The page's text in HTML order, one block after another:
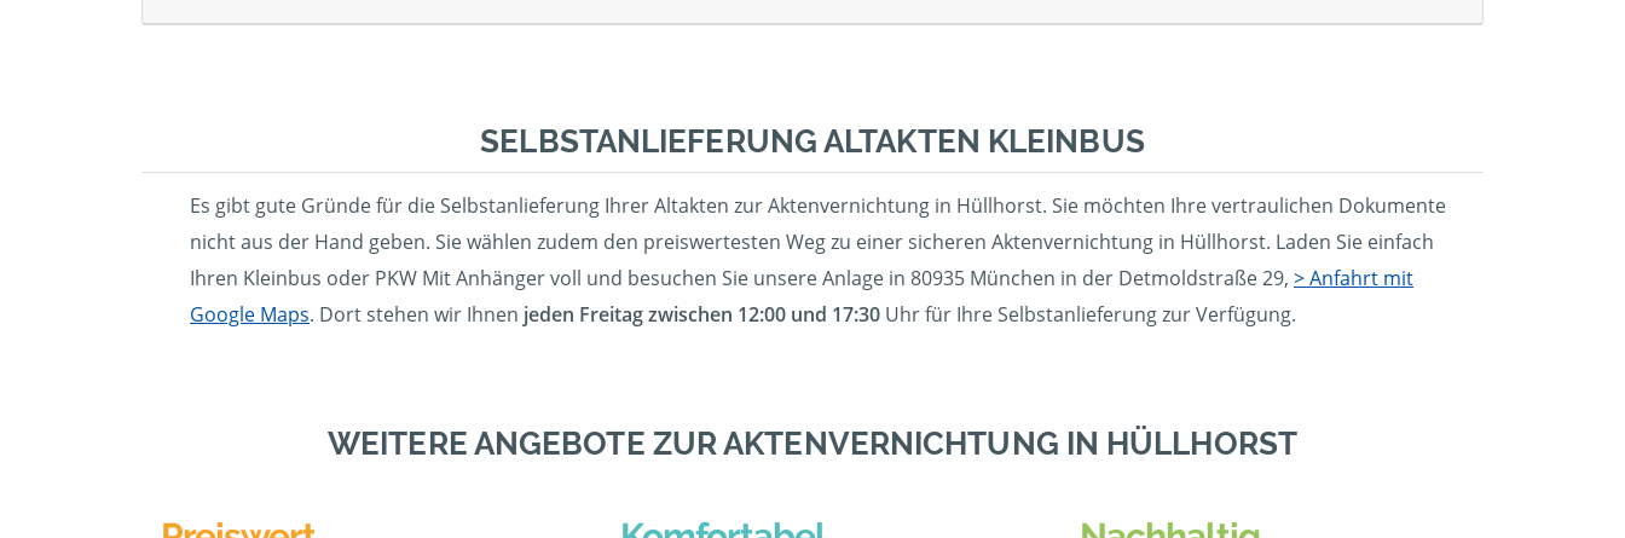
SELBSTANLIEFERUNG ALTAKTEN KLEINBUS
Es gibt gute Gründe für die Selbstanlieferung Ihrer Altakten zur Aktenvernichtung in Hüllhorst. Sie möchten Ihre vertraulichen Dokumente
nicht aus der Hand geben. Sie wählen zudem den preiswertesten Weg zu einer sicheren Aktenvernichtung in Hüllhorst. Laden Sie einfach
Ihren Kleinbus oder PKW Mit Anhänger voll und besuchen Sie unsere Anlage in 80935 München in der Detmoldstraße 29, > Anfahrt mit
Google Maps. Dort stehen wir Ihnen jeden Freitag zwischen 12:00 und 17:30 Uhr für Ihre Selbstanlieferung zur Verfügung.
WEITERE ANGEBOTE ZUR AKTENVERNICHTUNG IN HÜLLHORST